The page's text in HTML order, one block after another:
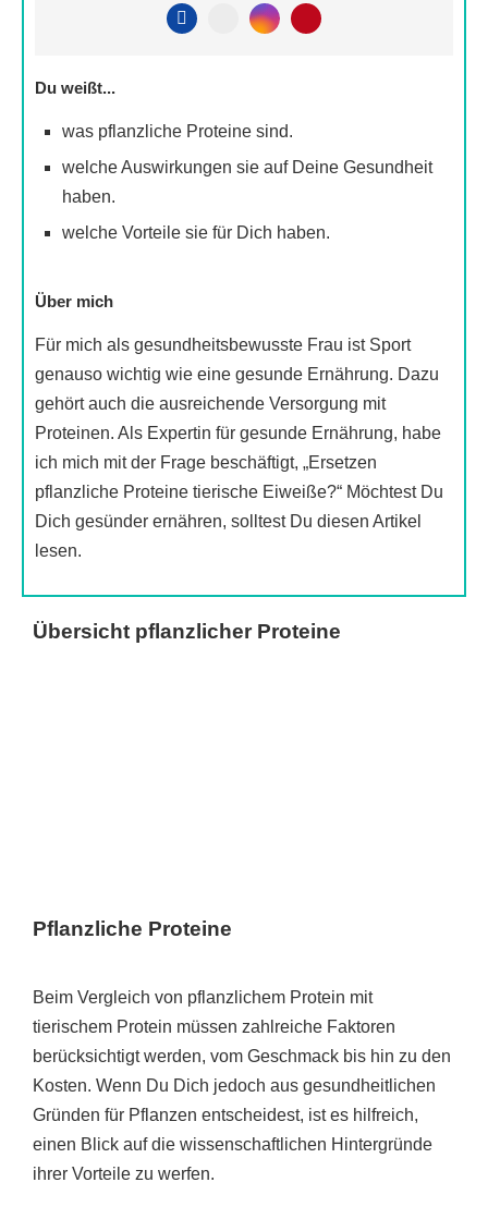
Du weißt...
was pflanzliche Proteine sind.
welche Auswirkungen sie auf Deine Gesundheit
haben.
welche Vorteile sie für Dich haben.
Über mich
Für mich als gesundheitsbewusste Frau ist Sport
genauso wichtig wie eine gesunde Ernährung. Dazu
gehört auch die ausreichende Versorgung mit
Proteinen. Als Expertin für gesunde Ernährung, habe
ich mich mit der Frage beschäftigt, „Ersetzen
pflanzliche Proteine tierische Eiweiße?“ Möchtest Du
Dich gesünder ernähren, solltest Du diesen Artikel
lesen.
Übersicht pflanzlicher Proteine
Pflanzliche Proteine
Beim Vergleich von pflanzlichem Protein mit
tierischem Protein müssen zahlreiche Faktoren
berücksichtigt werden, vom Geschmack bis hin zu den
Kosten. Wenn Du Dich jedoch aus gesundheitlichen
Gründen für Pflanzen entscheidest, ist es hilfreich,
einen Blick auf die wissenschaftlichen Hintergründe
ihrer Vorteile zu werfen.